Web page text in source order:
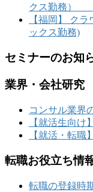
クス勤務）
【福岡】 ク
ックス勤務)
セミナーのお知
業界・会社研究
コンサル業界
【就活生向
【就活・転職
転職お役立ち情
転職の登録時